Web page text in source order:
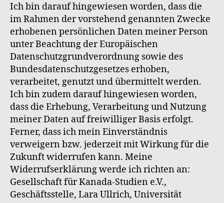
Ich bin darauf hingewiesen worden, dass die
im Rahmen der vorstehend genannten Zwecke
erhobenen persönlichen Daten meiner Person
unter Beachtung der Europäischen
Datenschutzgrundverordnung sowie des
Bundesdatenschutzgesetzes erhoben,
verarbeitet, genutzt und übermittelt werden.
Ich bin zudem darauf hingewiesen worden,
dass die Erhebung, Verarbeitung und Nutzung
meiner Daten auf freiwilliger Basis erfolgt.
Ferner, dass ich mein Einverständnis
verweigern bzw. jederzeit mit Wirkung für die
Zukunft widerrufen kann. Meine
Widerrufserklärung werde ich richten an:
Gesellschaft für Kanada-Studien e.V.,
Geschäftsstelle, Lara Ullrich, Universität